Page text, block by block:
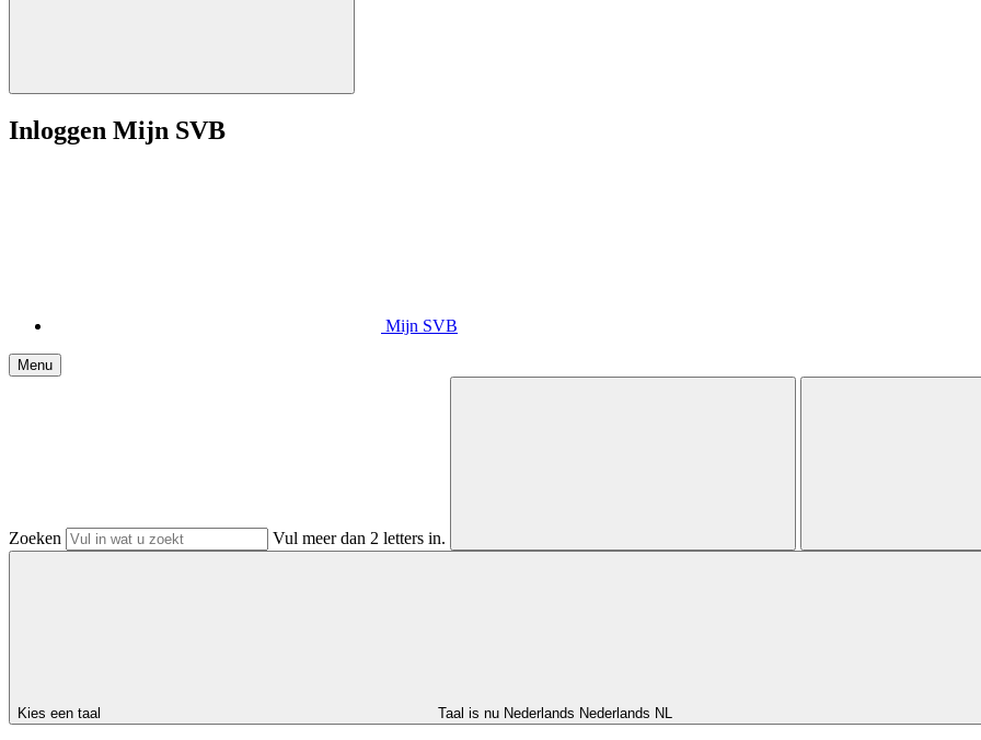
Inloggen Mijn SVB
Mijn SVB
Menu
Zoeken Vul meer dan 2 letters in.
Kies een taal Taal is nu Nederlands Nederlands NL